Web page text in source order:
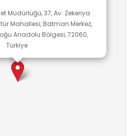
okul dışı
geleceğin
ve toplumsal
yoluyla pekiştirilmesine
Müdürlüğü, 37, Av. Zekeriya
Mahallesi, Batman Merkez,
Anadolu Bölgesi, 72060,
Türkiye